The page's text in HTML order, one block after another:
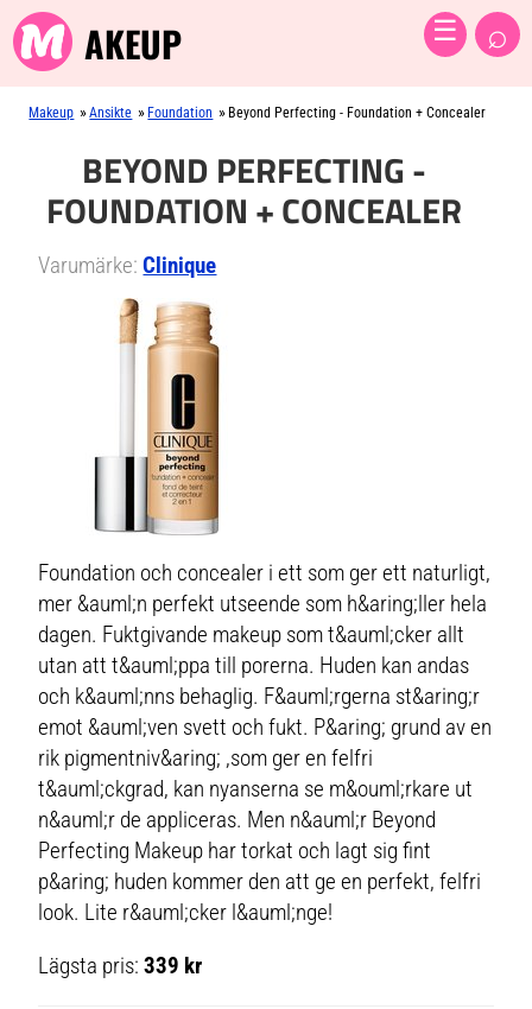
AKEUP ☰ ⌕
Makeup »Ansikte » Foundation » Beyond Perfecting - Foundation + Concealer
BEYOND PERFECTING -
FOUNDATION + CONCEALER
Varumärke:Clinique
Foundation och concealer i ett som ger ett naturligt,
mer &auml;n perfekt utseende som h&aring;ller hela
dagen. Fuktgivande makeup som t&auml;cker allt
utan att t&auml;ppa till porerna. Huden kan andas
och k&auml;nns behaglig. F&auml;rgerna st&aring;r
emot &auml;ven svett och fukt. P&aring; grund av en
rik pigmentniv&aring; ,som ger en felfri
t&auml;ckgrad, kan nyanserna se m&ouml;rkare ut
n&auml;r de appliceras. Men n&auml;r Beyond
Perfecting Makeup har torkat och lagt sig fint
p&aring; huden kommer den att ge en perfekt, felfri
look. Lite r&auml;cker l&auml;nge!
Lägsta pris:339 kr